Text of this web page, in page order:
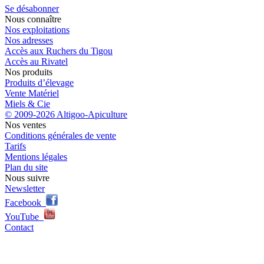
Se désabonner
Nous connaître
Nos exploitations
Nos adresses
Accès aux Ruchers du Tigou
Accès au Rivatel
Nos produits
Produits d’élevage
Vente Matériel
Miels & Cie
© 2009-2026 Altigoo-Apiculture
Nos ventes
Conditions générales de vente
Tarifs
Mentions légales
Plan du site
Nous suivre
Newsletter
Facebook
YouTube
Contact